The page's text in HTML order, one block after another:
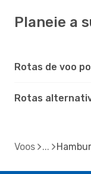
Planeie a
Rotas de voo
Rotas
Voos